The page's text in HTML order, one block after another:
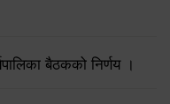
बैठकको निर्णय ।